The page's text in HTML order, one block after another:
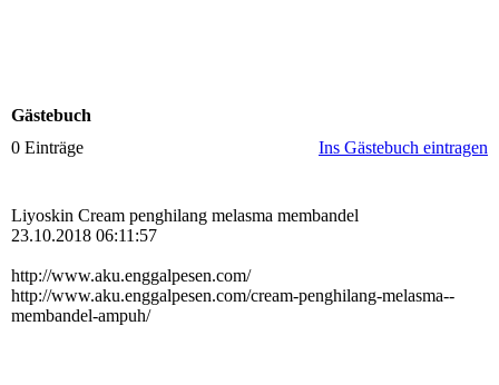
Gästebuch
0 Einträge
Ins Gästebuch eintragen
Liyoskin Cream penghilang melasma membandel
23.10.2018 06:11:57
http:­//­www.­aku.­enggalpesen.­com/­
http:­//­www.­aku.­enggalpesen.­com/­cream-­penghilang-­melasma-­
membandel-­ampuh/­